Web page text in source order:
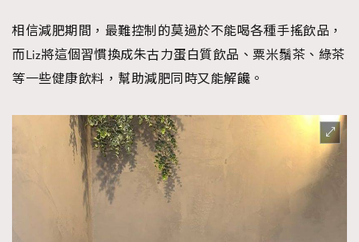
相信減肥期間，最難控制的莫過於不能喝各種手搖飲品，
而Liz將這個習慣換成朱古力蛋白質飲品、粟米鬚茶、綠茶
等一些健康飲料，幫助減肥同時又能解饞。